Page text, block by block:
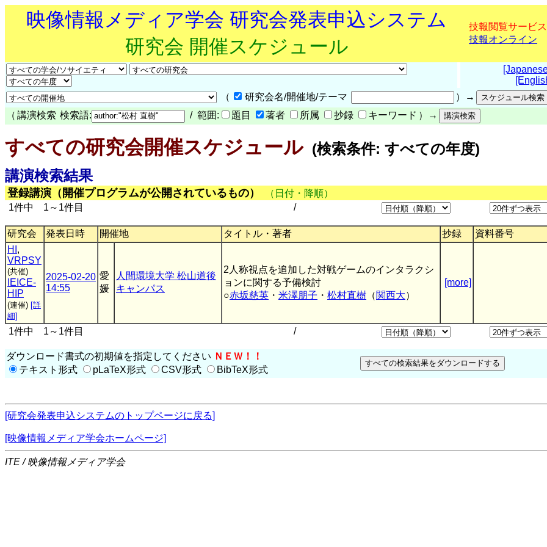
映像情報メディア学会 研究会発表申込システム
研究会 開催スケジュール
技報閲覧サービス
技報オンライン
（
研究会名/開催地/テーマ
）→
（ 講演検索 検索語: / 範囲: 題目 著者 所属 抄録 キーワード ）→
すべての研究会開催スケジュール(検索条件: すべての年度)
講演検索結果
登録講演（開催プログラムが公開されているもの）
（日付・降順）
1件中 1～1件目
/
研究会 発表日時 開催地 タイトル・著者 抄録
資料番号
HI ,
VRPSY
(共催)
IEICE-
HIP
(連催) [詳
細]
2025-02-20
14:55
愛
媛
人間環境大学 松山道後
キャンパス
2人称視点を追加した対戦ゲームのインタラクシ
ョンに関する予備検討
○赤坂慈英 ・ 米澤朋子 ・ 松村直樹 （関西大）
[more]
1件中 1～1件目 /
ダウンロード書式の初期値を指定してください ＮＥＷ！！
テキスト形式
pLaTeX形式 CSV形式 BibTeX形式
[研究会発表申込システムのトップページに戻る]
[映像情報メディア学会ホームページ]
ITE / 映像情報メディア学会